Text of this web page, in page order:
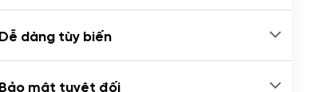
Dễ dàng tùy biến
Bảo mật tuyệt đối